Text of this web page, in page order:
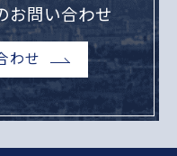
お問い合わせ
わせ